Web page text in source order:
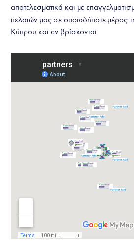
αποτελεσματικά και με
πελατών μας σε οποιοδήποτε μέρος
Κύπρου και αν βρίσκονται.